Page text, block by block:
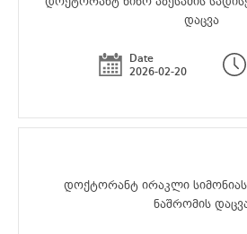
დაცვა
Date
2026-02-20
დოქტორანტ ირაკლი
ნაშრომის